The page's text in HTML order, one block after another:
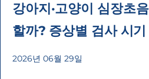
강아지·고양이 심장초
할까? 증상별 검사 시기
2026년 06월 29일